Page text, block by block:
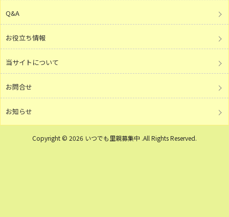
Q&A
お役立ち情報
当サイトについて
お問合せ
お知らせ
Copyright © 2026 いつでも里親募集中 .All Rights Reserved.